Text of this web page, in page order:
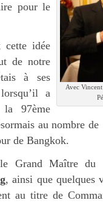
Avec
pour le
cette idée
de notre
à ses
a
la 97ème
au nombre
de Bangkok.
Grand Maître du
, ainsi que quelques
au titre de